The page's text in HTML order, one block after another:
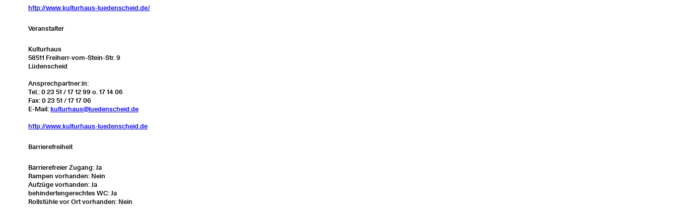
http://www.kulturhaus-luedenscheid.de/
Veranstalter
Kulturhaus
58511 Freiherr-vom-Stein-Str. 9
Lüdenscheid
Ansprechpartner:in:
Tel.: 0 23 51 / 17 12 99 o. 17 14 06
Fax: 0 23 51 / 17 17 06
E-Mail: kulturhaus@luedenscheid.de
http://www.kulturhaus-luedenscheid.de
Barrierefreiheit
Barrierefreier Zugang: Ja
Rampen vorhanden: Nein
Aufzüge vorhanden: Ja
behindertengerechtes WC: Ja
Rollstühle vor Ort vorhanden: Nein